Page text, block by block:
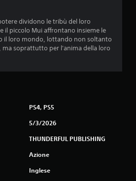
dividono le tribù del loro
il piccolo Mui affrontano insieme le
il loro mondo, lottando non soltanto
ma soprattutto per l'anima della loro
PS4, PS5
5/3/2026
THUNDERFUL PUBLISHING
Azione
Inglese